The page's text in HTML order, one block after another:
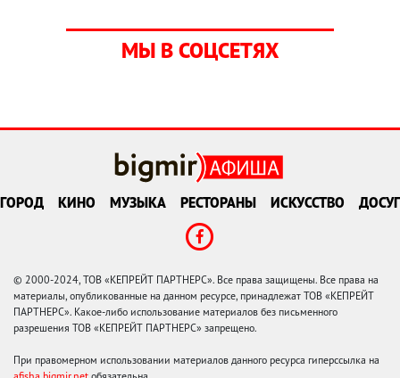
МЫ В СОЦСЕТЯХ
ГОРОД КИНО МУЗЫКА РЕСТОРАНЫ ИСКУССТВО ДОСУГ
© 2000-2024, ТОВ «КЕПРЕЙТ ПАРТНЕРС». Все права защищены. Все права на
материалы, опубликованные на данном ресурсе, принадлежат ТОВ «КЕПРЕЙТ
ПАРТНЕРС». Какое-либо использование материалов без письменного
разрешения ТОВ «КЕПРЕЙТ ПАРТНЕРС» запрещено.
При правомерном использовании материалов данного ресурса гиперссылка на